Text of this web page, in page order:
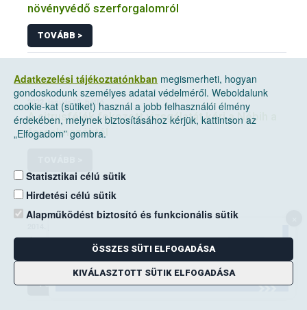
növényvédő szerforgalomról
TOVÁBB >
2022. január 10, hétfő
A citrusfélék fokozott vizsgálatát kéri a Nébih a
forgalmazóktól
A mezei pocok elleni védekezési kötelezettség
a földhasználók kiemelt feladata
TOVÁBB >
Adatkezelési tájékoztatónkban megismerheti, hogyan
gondoskodunk személyes adatai védelméről. Weboldalunk
cookie-kat (sütiket) használ a jobb felhasználói élmény
érdekében, melynek biztosításához kérjük, kattintson az
„Elfogadom” gombra.
Statisztikai célú sütik
Hirdetési célú sütik
Alapműködést biztosító és funkcionális sütik
ÖSSZES SÜTI ELFOGADÁSA
KIVÁLASZTOTT SÜTIK ELFOGADÁSA